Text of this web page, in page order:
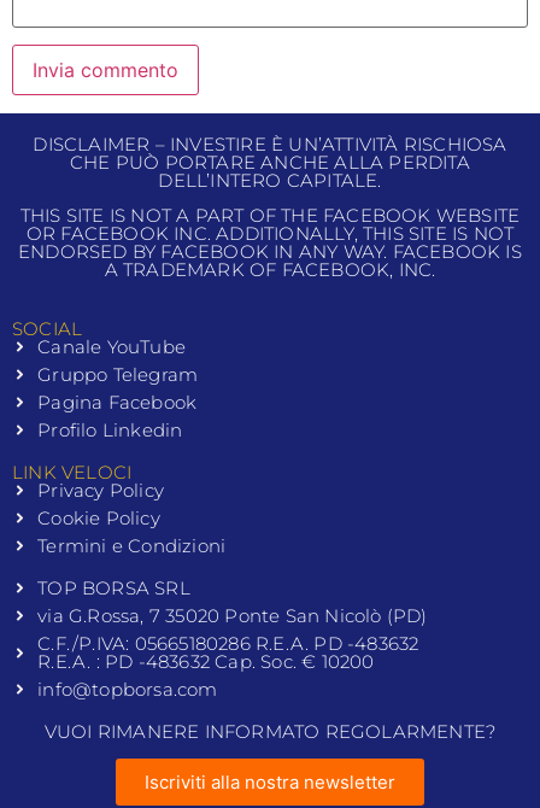
DISCLAIMER – INVESTIRE È UN’ATTIVITÀ RISCHIOSA
CHE PUÒ PORTARE ANCHE ALLA PERDITA
DELL’INTERO CAPITALE.
THIS SITE IS NOT A PART OF THE FACEBOOK WEBSITE
OR FACEBOOK INC. ADDITIONALLY, THIS SITE IS NOT
ENDORSED BY FACEBOOK IN ANY WAY. FACEBOOK IS
A TRADEMARK OF FACEBOOK, INC.
SOCIAL
Canale YouTube
Gruppo Telegram
Pagina Facebook
Profilo Linkedin
LINK VELOCI
Privacy Policy
Cookie Policy
Termini e Condizioni
TOP BORSA SRL
via G.Rossa, 7 35020 Ponte San Nicolò (PD)
C.F./P.IVA: 05665180286 R.E.A. PD -483632
R.E.A. : PD -483632 Cap. Soc. € 10200
info@topborsa.com
VUOI RIMANERE INFORMATO REGOLARMENTE?
Iscriviti alla nostra newsletter